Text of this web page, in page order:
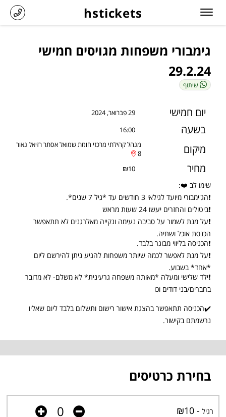
hstickets
גימבורי משפחות מגויסים חמישי
29.2.24
שיתוף
יום חמישי 29 פברואר, 2024
בשעה 16:00
מיקום
מנהל קהילתי מרכזי חומת שמואל אסתר רזיאל נאור
8
מחיר ₪10
שימו לב ❤️:
❗הג'ימבורי מיועד לגילאי 3 חודשים עד *גיל 7 שנים*.
❗ביטולים והחזרים יעשו 24 שעות מראש
❗על מנת לשמור על סביבה נעימה ונקייה מאלרגנים לא תתאפשר
הכנסת אוכל ושתיה.
❗הכניסה בליווי מבוגר בלבד.
❗על מנת לאפשר לכמה שיותר משפחות להגיע ניתן להירשם ליום
*אחד* בשבוע.
❗ילד שלישי ומעלה *מאותה משפחה גרעינית* לא משלם- לא מדובר
בחברים/בני דודים וכו
✔️הכניסה תתאפשר בהצגת אישור רישום ותשלום בלבד ליום שאליו
נרשמתם בקישור.
בחירת כרטיסים
רגיל - ₪10